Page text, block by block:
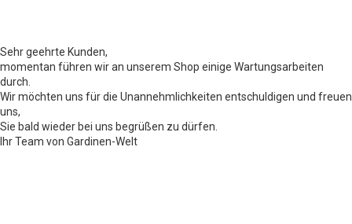
Sehr geehrte Kunden,
momentan führen wir an unserem Shop einige Wartungsarbeiten
durch.
Wir möchten uns für die Unannehmlichkeiten entschuldigen und freuen
uns,
Sie bald wieder bei uns begrüßen zu dürfen.
Ihr Team von Gardinen-Welt